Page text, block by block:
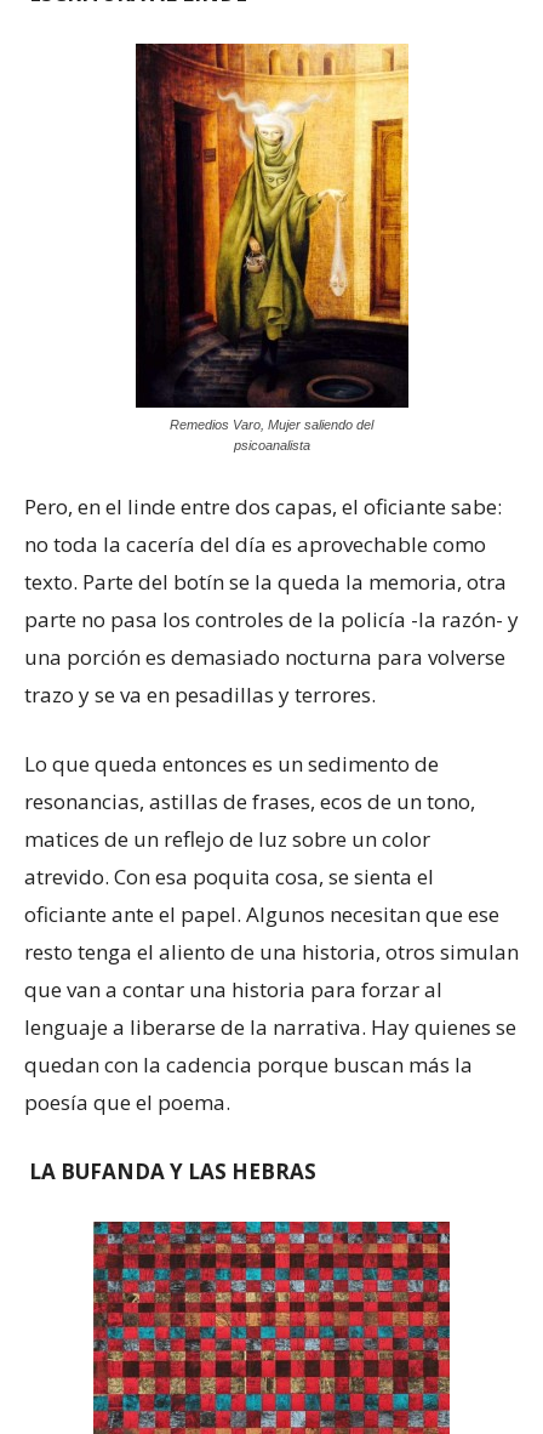
Remedios Varo, Mujer saliendo del
psicoanalista
Pero, en el linde entre dos capas, el oficiante sabe:
no toda la cacería del día es aprovechable como
texto. Parte del botín se la queda la memoria, otra
parte no pasa los controles de la policía -la razón- y
una porción es demasiado nocturna para volverse
trazo y se va en pesadillas y terrores.
Lo que queda entonces es un sedimento de
resonancias, astillas de frases, ecos de un tono,
matices de un reflejo de luz sobre un color
atrevido. Con esa poquita cosa, se sienta el
oficiante ante el papel. Algunos necesitan que ese
resto tenga el aliento de una historia, otros simulan
que van a contar una historia para forzar al
lenguaje a liberarse de la narrativa. Hay quienes se
quedan con la cadencia porque buscan más la
poesía que el poema.
LA BUFANDA Y LAS HEBRAS